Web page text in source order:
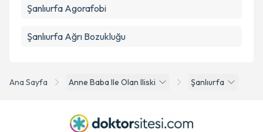
Ana Sayfa Anne Baba Ile Olan Iliski Şanlıurfa
Şanlıurfa Agorafobi
Şanlıurfa Ağrı Bozukluğu